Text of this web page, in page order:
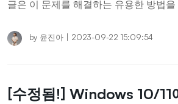
글은 이 문제를 해결하는 유용한 방법을
by 윤진아 2023-09-22 15:09:54
[수정됨!] Windows 10/11